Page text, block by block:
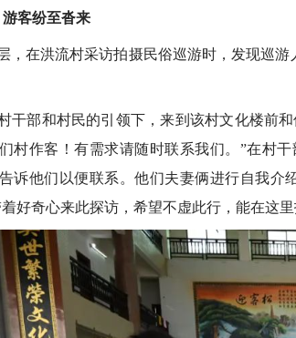
客纷至沓来
在洪流村采访拍摄民俗巡游时，发现巡游
部和村民的引领下，来到该村文化楼前和
村作客！有需求请随时联系我们。”在村
诉他们以便联系。他们夫妻俩进行自我
好奇心来此探访，希望不虚此行，能在这里